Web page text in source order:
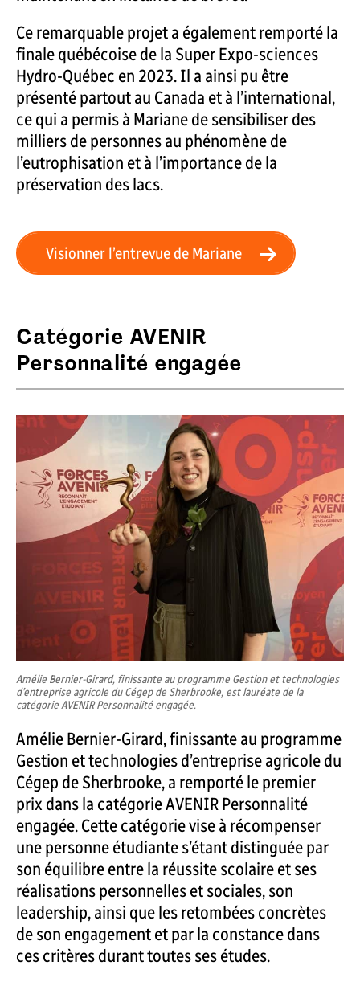
Ce remarquable projet a également remporté la
finale québécoise de la Super Expo-sciences
Hydro-Québec en 2023. Il a ainsi pu être
présenté partout au Canada et à l’international,
ce qui a permis à Mariane de sensibiliser des
milliers de personnes au phénomène de
l’eutrophisation et à l’importance de la
préservation des lacs.
Visionner l’entrevue de Mariane
Catégorie AVENIR
Personnalité engagée
Amélie Bernier-Girard, finissante au programme Gestion et technologies
d’entreprise agricole du Cégep de Sherbrooke, est lauréate de la
catégorie AVENIR Personnalité engagée.
Amélie Bernier-Girard, finissante au programme
Gestion et technologies d’entreprise agricole du
Cégep de Sherbrooke, a remporté le premier
prix dans la catégorie AVENIR Personnalité
engagée. Cette catégorie vise à récompenser
une personne étudiante s’étant distinguée par
son équilibre entre la réussite scolaire et ses
réalisations personnelles et sociales, son
leadership, ainsi que les retombées concrètes
de son engagement et par la constance dans
ces critères durant toutes ses études.